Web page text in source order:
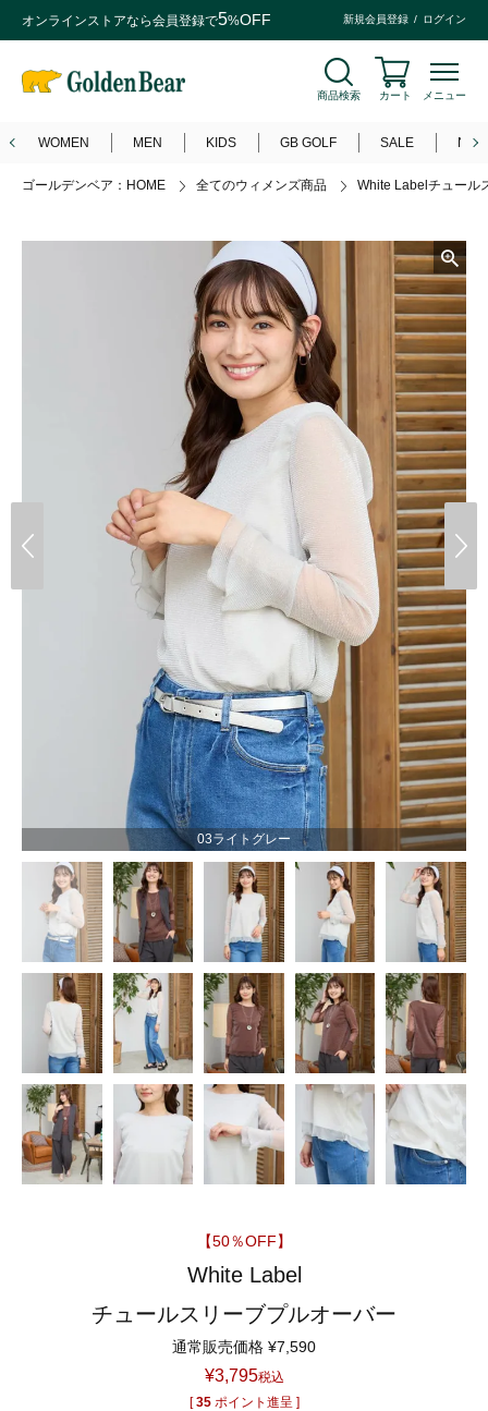
オンラインストアなら会員登録で5%OFF 新規会員登録 ログイン
商品検索 カート メニュー
WOMEN MEN KIDS GB GOLF SALE
ゴールデンベア：HOME 全てのウィメンズ商品 White Labelチュール
03ライトグレー
【50％OFF】
White Label
チュールスリーブプルオーバー
通常販売価格 ¥7,590
¥3,795税込
[ 35 ポイント進呈 ]